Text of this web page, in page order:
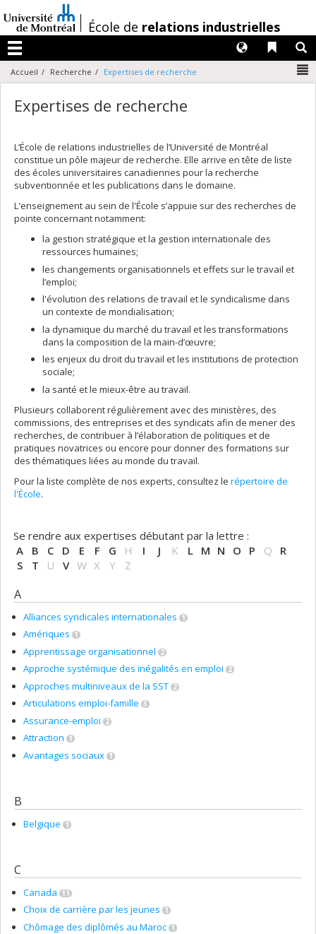
au
contenu
/École de relations industrielles
Menu
Liens
Langues
Accueil Recherche Expertises de recherche
Expertises de recherche
L’École de relations industrielles de l’Université de Montréal
constitue un pôle majeur de recherche. Elle arrive en tête de liste
des écoles universitaires canadiennes pour la recherche
subventionnée et les publications dans le domaine.
L'enseignement au sein de l'École s’appuie sur des recherches de
pointe concernant notamment:
la gestion stratégique et la gestion internationale des
ressources humaines;
les changements organisationnels et effets sur le travail et
l’emploi;
l'évolution des relations de travail et le syndicalisme dans
un contexte de mondialisation;
la dynamique du marché du travail et les transformations
dans la composition de la main-d’œuvre;
les enjeux du droit du travail et les institutions de protection
sociale;
la santé et le mieux-être au travail.
Plusieurs collaborent régulièrement avec des ministères, des
commissions, des entreprises et des syndicats afin de mener des
recherches, de contribuer à l’élaboration de politiques et de
pratiques novatrices ou encore pour donner des formations sur
des thématiques liées au monde du travail.
Pour la liste complète de nos experts, consultez le répertoire de
l'École.
Se rendre aux expertises débutant par la lettre :
A
B C D E F G H I J K L M N O P Q
R
S
T U V W X Y Z
A
Alliances syndicales internationales 1
Amériques 1
Apprentissage organisationnel 2
Approche systémique des inégalités en emploi 2
Approches multiniveaux de la SST 2
Articulations emploi-famille 3
Assurance-emploi 2
Attraction 1
Avantages sociaux 1
B
Belgique 1
C
Canada 11
Choix de carrière par les jeunes 1
Chômage des diplômés au Maroc 1